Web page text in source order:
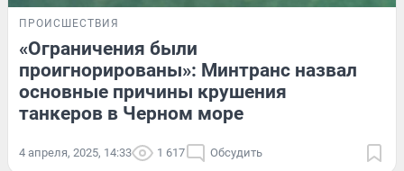
ПРОИСШЕСТВИЯ
«Ограничения были
проигнорированы»: Минтранс назвал
основные причины крушения
танкеров в Черном море
4 апреля, 2025, 14:33 1 617 Обсудить